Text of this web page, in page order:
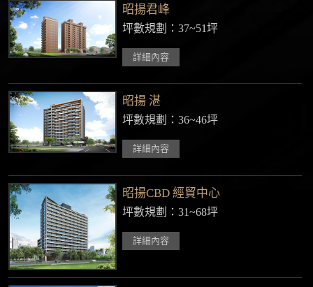
昭揚君峰
坪數規劃：37~51坪
詳細內容
昭揚 湛
坪數規劃：36~46坪
詳細內容
昭揚CBD 經貿中心
坪數規劃：31~68坪
詳細內容